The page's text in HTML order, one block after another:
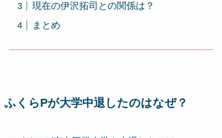
現在の伊沢拓司との関係は？
まとめ
ふくらPが大学中退したのはなぜ？